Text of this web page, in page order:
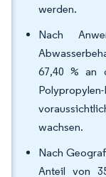
werden.
Nach
67,40 % an
wachsen.
Nach
Anteil von